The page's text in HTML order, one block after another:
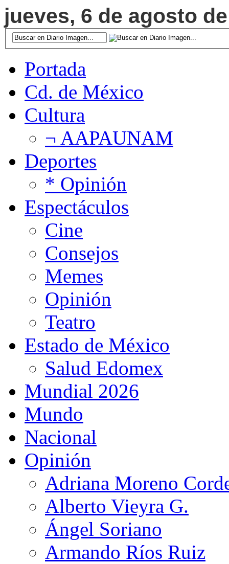
jueves, 6 de agosto
Portada
Cd. de México
Cultura
¬ AAPAUNAM
Deportes
* Opinión
Espectáculos
Cine
Consejos
Memes
Opinión
Teatro
Estado de México
Salud Edomex
Mundial 2026
Mundo
Nacional
Opinión
Adriana Moreno
Alberto Vieyra G.
Ángel Soriano
Armando Ríos Ruiz